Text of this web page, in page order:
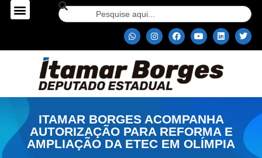
ITAMAR BORGES ACOMPANHA
AUTORIZAÇÃO PARA REFORMA E
AMPLIAÇÃO DA ETEC EM OLÍMPIA